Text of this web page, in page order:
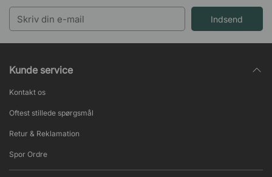
Indsend
Kunde service
Kontakt os
Oftest stillede spørgsmål
Retur & Reklamation
Spor Ordre